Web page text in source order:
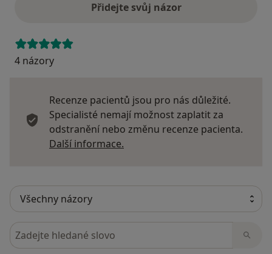
Přidejte svůj názor
4 názory
Recenze pacientů jsou pro nás důležité.
Specialisté nemají možnost zaplatit za
odstranění nebo změnu recenze pacienta.
Další informace.
Hledejte v názorech